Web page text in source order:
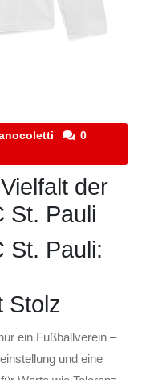
stefanocoletti
0
der
St. Pauli
St. Pauli:
Stolz
ein Fußballverein –
und eine